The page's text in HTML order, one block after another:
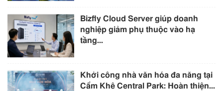
Bizfly Cloud Server giúp doanh
nghiệp giảm phụ thuộc vào hạ
tầng...
Khởi công nhà văn hóa đa năng tại
Cẩm Khê Central Park: Hoàn thiện...